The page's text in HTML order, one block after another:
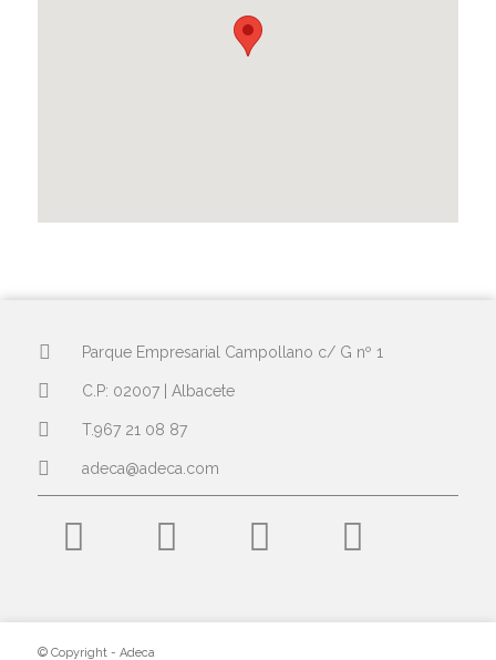
Parque Empresarial Campollano c/ G nº 1
C.P: 02007 | Albacete
T.967 21 08 87
adeca@adeca.com
© Copyright - Adeca